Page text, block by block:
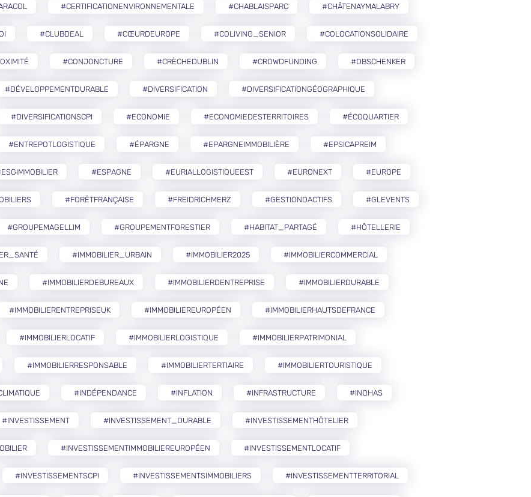
#CERTIFICATIONENVIRONNEMENTALE #CHABLAISPARC #CHÂTENAYMALABRY
#CLUBDEAL #CŒURDEUROPE #COLIVING_SENIOR #COLOCATIONSOLIDAIRE
#CONJONCTURE #CRÈCHEDUBLIN #CROWDFUNDING #DBSCHENKER
#DÉVELOPPEMENTDURABLE #DIVERSIFICATION #DIVERSIFICATIONGÉOGRAPHIQUE
#DIVERSIFICATIONSCPI #ECONOMIE #ECONOMIEDESTERRITOIRES #ÉCOQUARTIER
#ENTREPOTLOGISTIQUE #ÉPARGNE #EPARGNEIMMOBILIÈRE #EPSICAPREIM
#ESPAGNE #EURIALLOGISTIQUEEST #EURONEXT #EUROPE
#FORÊTFRANÇAISE #FREIDRICHMERZ #GESTIONDACTIFS #GLEVENTS
#GROUPEMAGELLIM #GROUPEMENTFORESTIER #HABITAT_PARTAGÉ #HÔTELLERIE
#IMMOBILIER_URBAIN #IMMOBILIER2025 #IMMOBILIERCOMMERCIAL
#IMMOBILIERDEBUREAUX #IMMOBILIERDENTREPRISE #IMMOBILIERDURABLE
#IMMOBILIERENTREPRISEUK #IMMOBILIEREUROPÉEN #IMMOBILIERHAUTSDEFRANCE
#IMMOBILIERLOCATIF #IMMOBILIERLOGISTIQUE #IMMOBILIERPATRIMONIAL
#IMMOBILIERRESPONSABLE #IMMOBILIERTERTIAIRE #IMMOBILIERTOURISTIQUE
#INDÉPENDANCE #INFLATION #INFRASTRUCTURE #INQHAS
#INVESTISSEMENT #INVESTISSEMENT_DURABLE #INVESTISSEMENTHÔTELIER
#INVESTISSEMENTIMMOBILIEREUROPÉEN #INVESTISSEMENTLOCATIF
#INVESTISSEMENTSCPI #INVESTISSEMENTSIMMOBILIERS #INVESTISSEMENTTERRITORIAL